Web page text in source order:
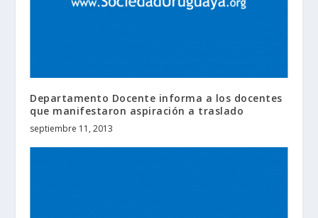
Departamento Docente informa a los docentes
que manifestaron aspiración a traslado
septiembre 11, 2013